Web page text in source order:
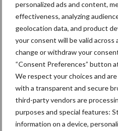
personalized ads and content,
effectiveness, analyzing
geolocation data, and product
your consent will be valid across
change or withdraw your
“Consent Preferences” button
We respect your choices and
with a transparent and secure
third-party vendors are
purposes and special features:
information on a device,
Primaire
Sidebar
Recent nieuws
6 aug
Toon